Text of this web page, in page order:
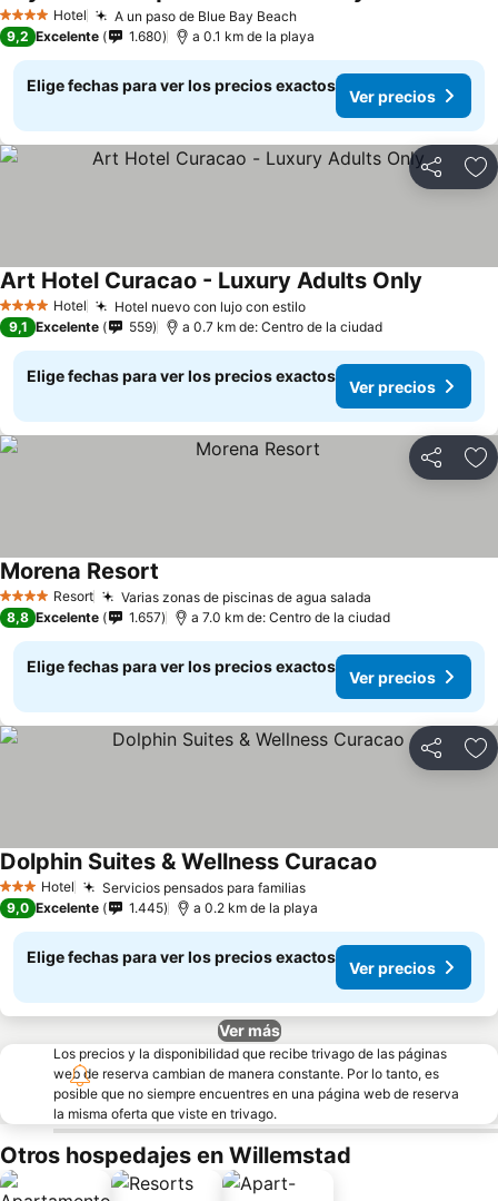
4 EstrellasHotel A un paso de Blue Bay Beach
9,2 Excelente 1.680 a 0.1 km de la playa
Elige fechas para ver los precios exactos
Ver precios
Compartir
4 EstrellasHotel Hotel nuevo con lujo con estilo
Art Hotel Curacao - Luxury Adults Only
9,1 Excelente 559 a 0.7 km de: Centro de la ciudad
Elige fechas para ver los precios exactos
Ver precios
Compartir
4 EstrellasResort Varias zonas de piscinas de agua salada
Morena Resort
8,8 Excelente 1.657 a 7.0 km de: Centro de la ciudad
Elige fechas para ver los precios exactos
Ver precios
Compartir
3 Estrellas
Hotel Servicios pensados para familias
Dolphin Suites & Wellness Curacao
9,0 Excelente 1.445 a 0.2 km de la playa
Elige fechas para ver los precios exactos
Ver precios
Ver más
Los precios y la disponibilidad que recibe trivago de las páginas
web de reserva cambian de manera constante. Por lo tanto, es
posible que no siempre encuentres en una página web de reserva
la misma oferta que viste en trivago.
Otros hospedajes en Willemstad